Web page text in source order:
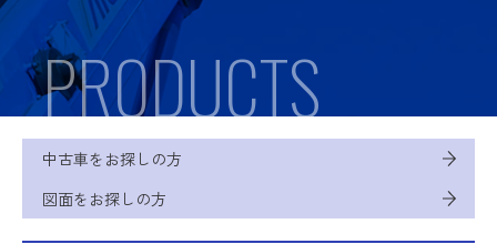
PRODUCTS
中古車をお探しの方
図面をお探しの方